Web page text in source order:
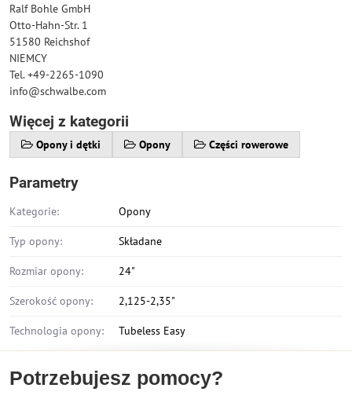
Ralf Bohle GmbH
Otto-Hahn-Str. 1
51580 Reichshof
NIEMCY
Tel. +49-2265-1090
info@schwalbe.com
Więcej z kategorii
Opony i dętki Opony Części rowerowe
Parametry
Kategorie: Opony
Typ opony: Składane
Rozmiar opony: 24"
Szerokość opony: 2,125-2,35"
Technologia opony: Tubeless Easy
Potrzebujesz pomocy?